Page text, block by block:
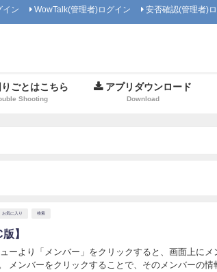
イン WowTalk(管理者)ログイン 安否確認(管理者)
ごとはこちら
Shooting
アプリダウンロード
Download
お気に入り 検索
】
ーより「メンバー」をクリックすると、画面上にメ
メンバーをクリックすることで、そのメンバーの情